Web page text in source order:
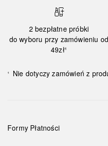
2 bezpłatne próbki
do wyboru przy zamówieniu od
49zł¹
¹ Nie dotyczy zamówień z
Formy Płatności